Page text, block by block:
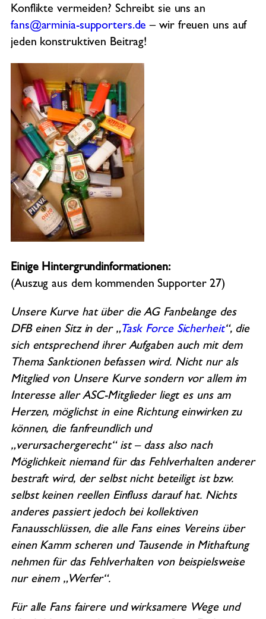
Konflikte vermeiden? Schreibt sie uns an
fans@arminia-supporters.de – wir freuen uns auf
jeden konstruktiven Beitrag!
Einige Hintergrundinformationen:
(Auszug aus dem kommenden Supporter 27)
Unsere Kurve hat über die AG Fanbelange des
DFB einen Sitz in der „Task Force Sicherheit“, die
sich entsprechend ihrer Aufgaben auch mit dem
Thema Sanktionen befassen wird. Nicht nur als
Mitglied von Unsere Kurve sondern vor allem im
Interesse aller ASC-Mitglieder liegt es uns am
Herzen, möglichst in eine Richtung einwirken zu
können, die fanfreundlich und
„verursachergerecht“ ist – dass also nach
Möglichkeit niemand für das Fehlverhalten anderer
bestraft wird, der selbst nicht beteiligt ist bzw.
selbst keinen reellen Einfluss darauf hat. Nichts
anderes passiert jedoch bei kollektiven
Fanausschlüssen, die alle Fans eines Vereins über
einen Kamm scheren und Tausende in Mithaftung
nehmen für das Fehlverhalten von beispielsweise
nur einem „Werfer“.
Für alle Fans fairere und wirksamere Wege und